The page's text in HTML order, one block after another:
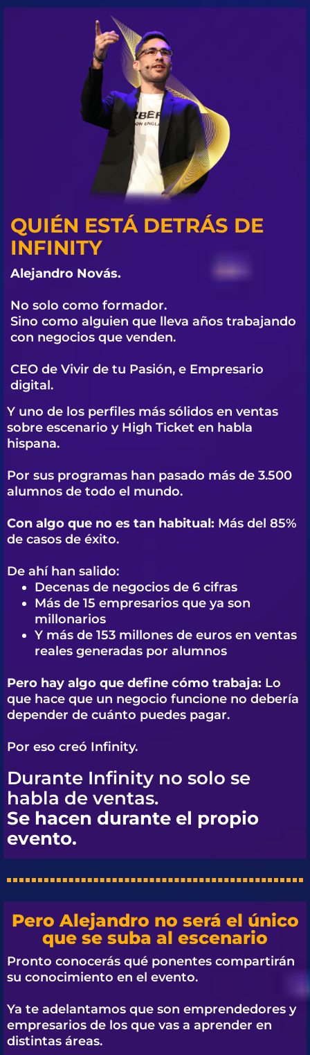
QUIÉN ESTÁ DETRÁS DE
INFINITY
Alejandro Novás.
No solo como formador.
Sino como alguien que lleva años trabajando
con negocios que venden.
CEO de Vivir de tu Pasión, e Empresario
digital.
Y uno de los perfiles más sólidos en ventas
sobre escenario y High Ticket en habla
hispana.
Por sus programas han pasado más de 3.500
alumnos de todo el mundo.
Con algo que no es tan habitual: Más del 85%
de casos de éxito.
De ahí han salido:
Decenas de negocios de 6 cifras
Más de 15 empresarios que ya son
millonarios
Y más de 153 millones de euros en ventas
reales generadas por alumnos
Pero hay algo que define cómo trabaja: Lo
que hace que un negocio funcione no debería
depender de cuánto puedes pagar.
Por eso creó Infinity.
Durante Infinity no solo se
habla de ventas.
Se hacen durante el propio
evento.
Pero Alejandro no será el único
que se suba al escenario
Pronto conocerás qué ponentes compartirán
su conocimiento en el evento.
Ya te adelantamos que son emprendedores y
empresarios de los que vas a aprender en
distintas áreas.